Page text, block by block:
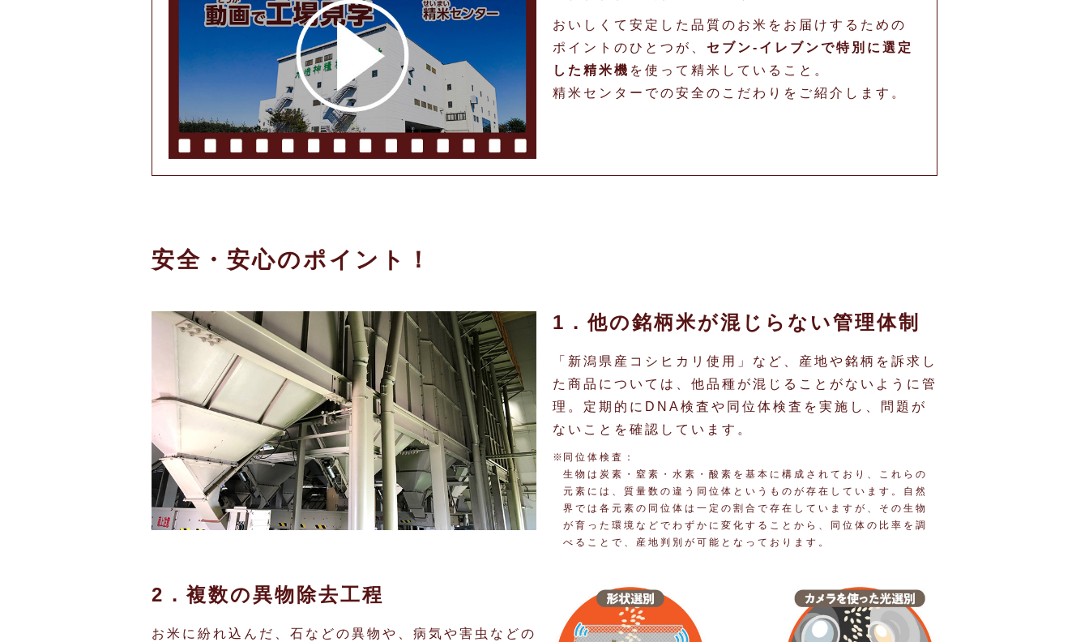
おいしくて安定した品質のお米をお届けするための
ポイントのひとつが、 セブン‐イレブンで特別に選定
した精米機 を使って精米していること。
精米センターでの安全のこだわりをご紹介します。
安全・安心のポイント！
1．他の銘柄米が混じらない管理体制
「新潟県産コシヒカリ使用」など、産地や銘柄を訴求し
た商品については、他品種が混じることがないように管
理。定期的にDNA検査や同位体検査を実施し、問題が
ないことを確認しています。
同位体検査：
生物は炭素・窒素・水素・酸素を基本に構成されており、これらの
元素には、質量数の違う同位体というものが存在しています。自然
界では各元素の同位体は一定の割合で存在していますが、その生物
が育った環境などでわずかに変化することから、同位体の比率を調
べることで、産地判別が可能となっております。
2．複数の異物除去工程
お米に紛れ込んだ、石などの異物や、病気や害虫などの